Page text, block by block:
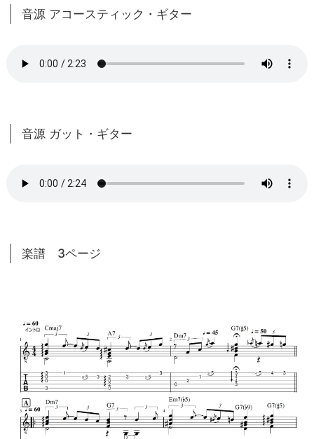
音源 アコースティック・ギター
音源 ガット・ギター
楽譜 3ページ